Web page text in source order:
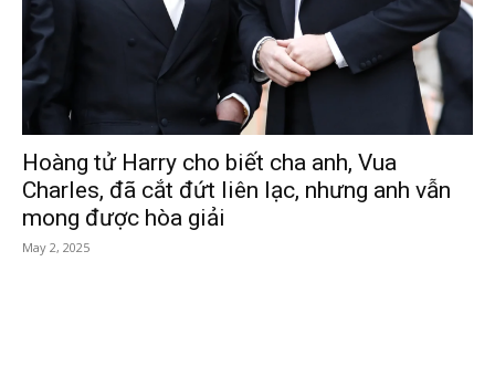
Hoàng tử Harry cho biết cha anh, Vua
Charles, đã cắt đứt liên lạc, nhưng anh vẫn
mong được hòa giải
May 2, 2025